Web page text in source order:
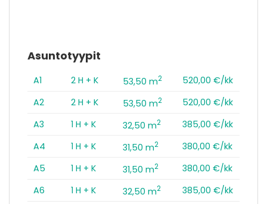
Asuntotyypit
A1 2 H + K 53,50 m2
520,00 €/kk
A2
2 H + K 53,50 m2
520,00 €/kk
A3
1 H + K 32,50 m2
385,00 €/kk
A4
1 H + K 31,50 m2
380,00 €/kk
A5
1 H + K 31,50 m2
380,00 €/kk
A6
1 H + K 32,50 m2
385,00 €/kk